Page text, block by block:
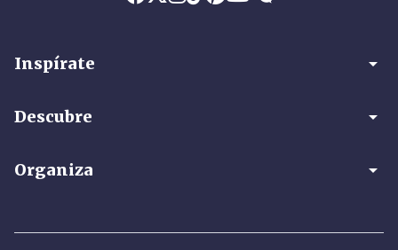
Inspírate arrow_drop_down
Descubre arrow_drop_down
Organiza arrow_drop_down